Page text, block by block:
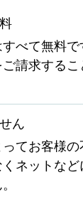
べて無料で
請求する
ん
てお客様
ネットな